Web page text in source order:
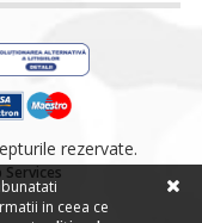
rezervate.
in ceea ce